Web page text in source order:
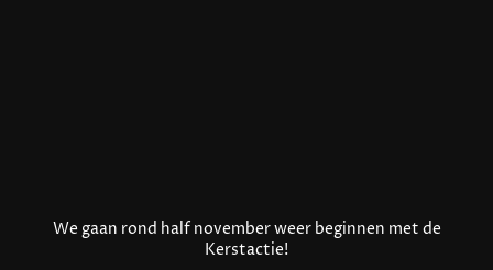
We gaan rond half november weer beginnen met de
Kerstactie!